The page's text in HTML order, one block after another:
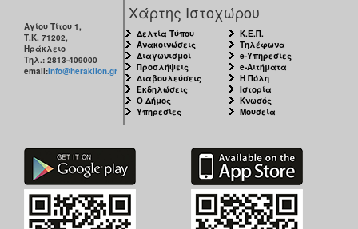
Έλεγχος
Βρεφονηπιακών
Σταθμών
Γυναικών
Κέντρο
Κοινότητας
Κοινωνικό
Αγίου Τίτου 1,
Τ.Κ. 71202,
Ηράκλειο
Τηλ.: 2813-409000
email:info@heraklion.gr
Χάρτης Ιστοχώρου
Δελτία Τύπου
Ανακοινώσεις
Διαγωνισμοί
Προσλήψεις
Διαβουλεύσεις
Εκδηλώσεις
Ο Δήμος
Υπηρεσίες
Κ.Ε.Π.
Τηλέφωνα
e-Υπηρεσίες
e-Αιτήματα
Η Πόλη
Ιστορία
Κνωσός
Μουσεία